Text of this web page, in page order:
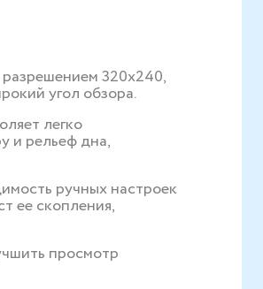
320х240,
угол обзора.
легко
и рельеф дна,
ручных настроек
ее скопления,
просмотр